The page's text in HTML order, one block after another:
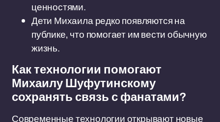
ценностями.
Дети Михаила редко появляются на
публике, что помогает им вести обычную
жизнь.
Как технологии помогают
Михаилу Шуфутинскому
сохранять связь с фанатами?
Современные технологии открывают новые